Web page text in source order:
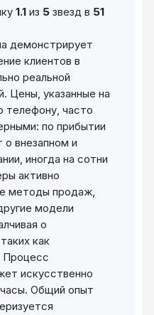
1.1 из 5 звезд в 51
демонстрирует
клиентов в
реальной
Цены, указанные на
телефону, часто
по прибытии
внезапном и
иногда на сотни
активно
методы продаж,
модели
о
как
Процесс
искусственно
часы. Общий опыт